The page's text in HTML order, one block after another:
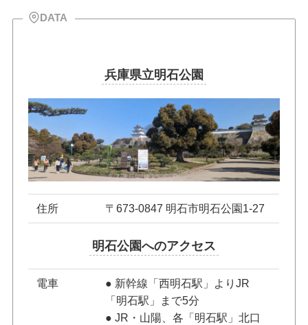
DATA
兵庫県立明石公園
住所 〒673-0847 明石市明石公園1-27
明石公園へのアクセス
電車
● 新幹線「西明石駅」よりJR
「明石駅」まで5分
● JR・山陽、各「明石駅」北口